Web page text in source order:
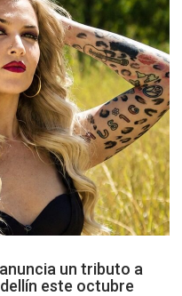
un tributo a
este octubre